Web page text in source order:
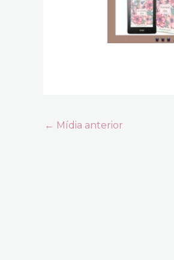
← Mídia anterior